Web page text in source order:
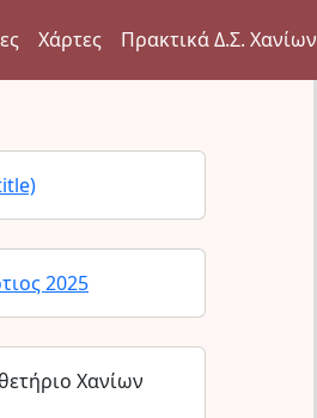
Χάρτες Πρακτικά Δ.Σ. Χανίων
2025
Χανίων